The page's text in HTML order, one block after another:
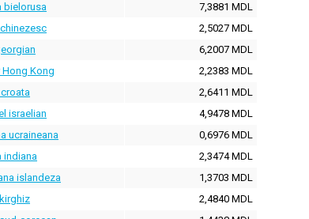
bielorusa
7,3881 MDL
2,5027 MDL
6,2007 MDL
Hong Kong
2,2383 MDL
2,6411 MDL
israelian
4,9478 MDL
ucraineana
0,6976 MDL
indiana
2,3474 MDL
islandeza
1,3703 MDL
2,4840 MDL